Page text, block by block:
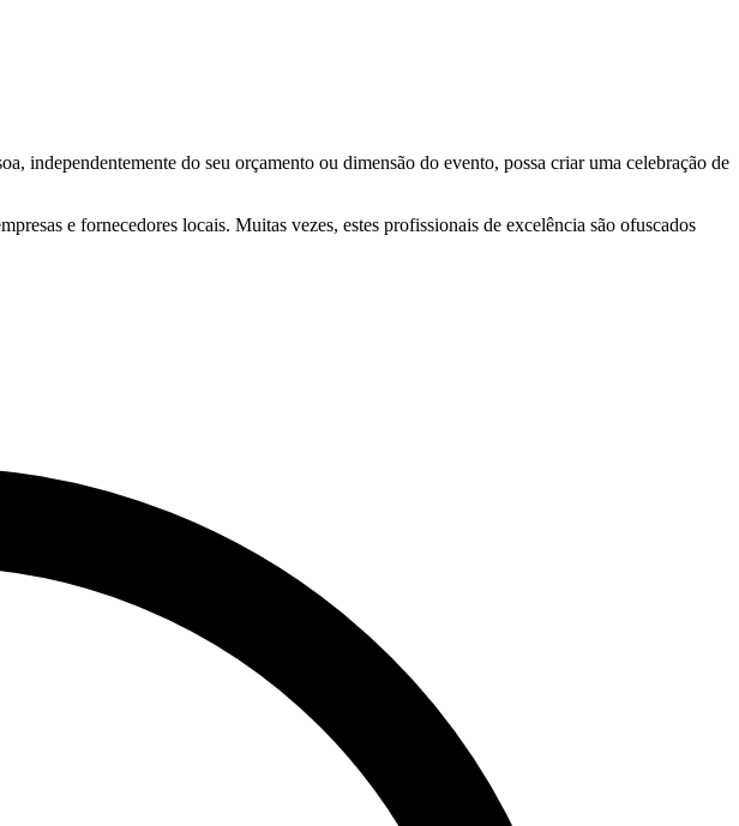
independentemente do seu orçamento ou dimensão do evento, possa criar uma celebração de
e fornecedores locais. Muitas vezes, estes profissionais de excelência são ofuscados